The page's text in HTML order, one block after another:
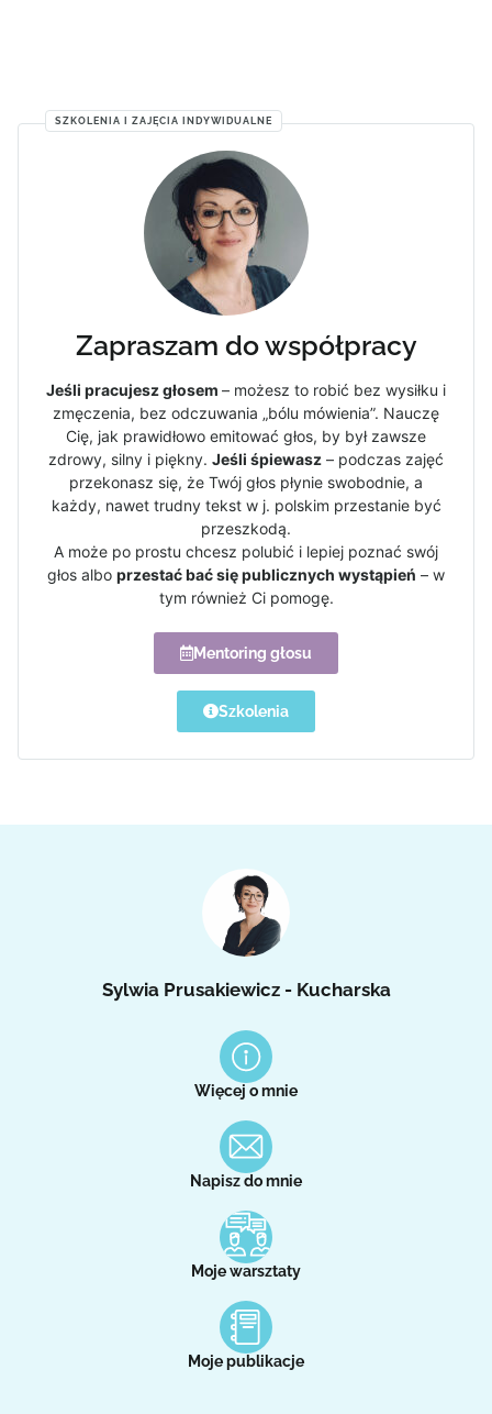
Zapraszam do współpracy
Jeśli pracujesz głosem – możesz to robić bez wysiłku i
zmęczenia, bez odczuwania „bólu mówienia”. Nauczę
Cię, jak prawidłowo emitować głos, by był zawsze
zdrowy, silny i piękny. Jeśli śpiewasz – podczas zajęć
przekonasz się, że Twój głos płynie swobodnie, a
każdy, nawet trudny tekst w j. polskim przestanie być
przeszkodą.
A może po prostu chcesz polubić i lepiej poznać swój
głos albo przestać bać się publicznych wystąpień – w
tym również Ci pomogę.
Mentoring głosu
Szkolenia
SZKOLENIA I ZAJĘCIA INDYWIDUALNE
Sylwia Prusakiewicz - Kucharska
Więcej o mnie
Napisz do mnie
Moje warsztaty
Moje publikacje